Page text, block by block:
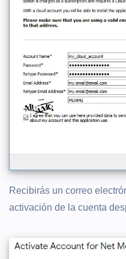
Recibirás un correo
activación de la cuenta